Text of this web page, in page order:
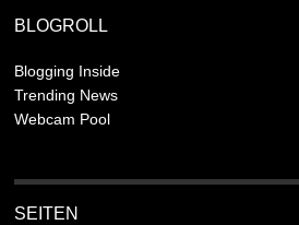
BLOGROLL
Blogging Inside
Trending News
Webcam Pool
SEITEN